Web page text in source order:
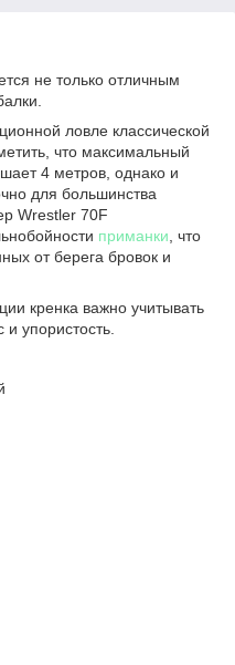
не только отличным
ловле классической
что максимальный
4 метров, однако и
для большинства
Wrestler 70F
приманки , что
от берега бровок и
кренка важно учитывать
упористость.